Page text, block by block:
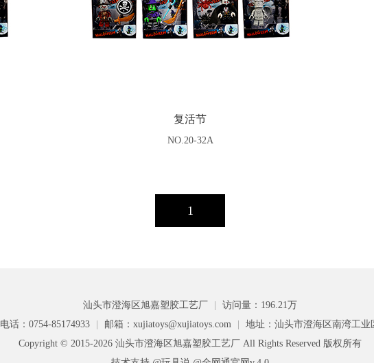
复活节
NO.20-32A
1
汕头市澄海区旭嘉塑胶工艺厂
访问量：196.21万
电话：0754-85174933
邮箱：xujiatoys@xujiatoys.com
地址：汕头市澄海区南湾工业
Copyright © 2015-2026 汕头市澄海区旭嘉塑胶工艺厂 All Rights Reserved 版权所有